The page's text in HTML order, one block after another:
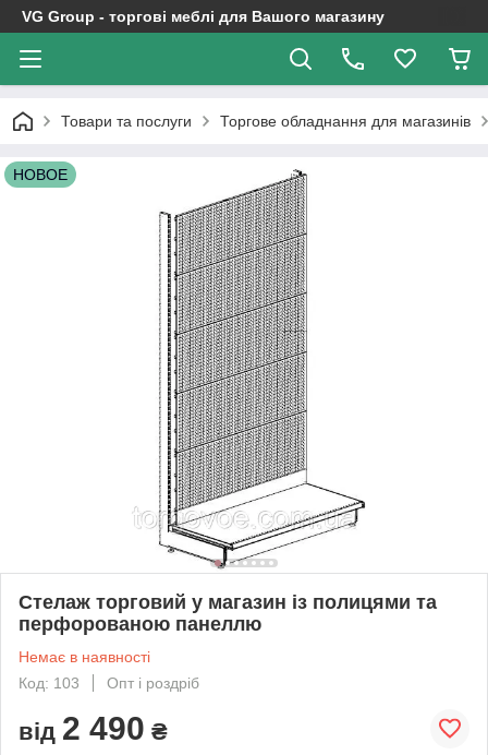
VG Group - торгові меблі для Вашого магазину
Товари та послуги Торгове обладнання для магазинів
НОВОЕ
Стелаж торговий у магазин із полицями та
перфорованою панеллю
Немає в наявності
Код: 103
Опт і роздріб
від 2 490 ₴